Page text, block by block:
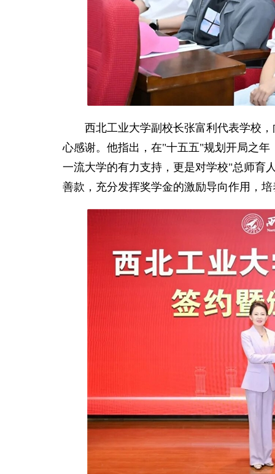
西北工业大学副校长张富利代表学校，
心感谢。他指出，在"十五五"规划开局之
一流大学的有力支持，更是对学校"总师育
善款，充分发挥奖学金的激励导向作用，